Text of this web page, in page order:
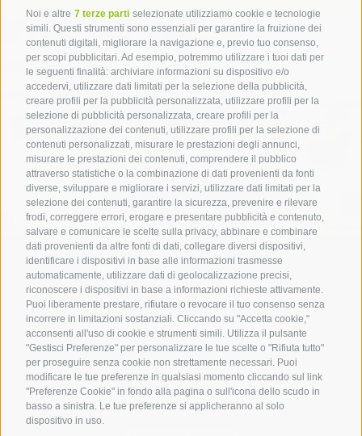
Noi e altre 7 terze parti selezionate utilizziamo cookie e tecnologie
simili. Questi strumenti sono essenziali per garantire la fruizione dei
contenuti digitali, migliorare la navigazione e, previo tuo consenso,
per scopi pubblicitari. Ad esempio, potremmo utilizzare i tuoi dati per
le seguenti finalità: archiviare informazioni su dispositivo e/o
accedervi, utilizzare dati limitati per la selezione della pubblicità,
creare profili per la pubblicità personalizzata, utilizzare profili per la
selezione di pubblicità personalizzata, creare profili per la
personalizzazione dei contenuti, utilizzare profili per la selezione di
contenuti personalizzati, misurare le prestazioni degli annunci,
misurare le prestazioni dei contenuti, comprendere il pubblico
attraverso statistiche o la combinazione di dati provenienti da fonti
diverse, sviluppare e migliorare i servizi, utilizzare dati limitati per la
selezione dei contenuti, garantire la sicurezza, prevenire e rilevare
frodi, correggere errori, erogare e presentare pubblicità e contenuto,
salvare e comunicare le scelte sulla privacy, abbinare e combinare
dati provenienti da altre fonti di dati, collegare diversi dispositivi,
identificare i dispositivi in base alle informazioni trasmesse
automaticamente, utilizzare dati di geolocalizzazione precisi,
riconoscere i dispositivi in base a informazioni richieste attivamente.
Puoi liberamente prestare, rifiutare o revocare il tuo consenso senza
incorrere in limitazioni sostanziali. Cliccando su "Accetta cookie,"
acconsenti all'uso di cookie e strumenti simili. Utilizza il pulsante
"Gestisci Preferenze" per personalizzare le tue scelte o "Rifiuta tutto"
per proseguire senza cookie non strettamente necessari. Puoi
modificare le tue preferenze in qualsiasi momento cliccando sul link
"Preferenze Cookie" in fondo alla pagina o sull'icona dello scudo in
basso a sinistra. Le tue preferenze si applicheranno al solo
dispositivo in uso.
Imballaggi non alimentari
Tutti i diritti riservati Baroncini srl Via
Adolfo Azzi 889 – 45027 Trecenta (Rovigo)
Posta PECbaroncinisrl@legalmail.it| C.F e P.IVA
01243060298 | REA RO139196 |
Cap.Soc. 10.000,00€ i.v. |Privacy|Cookie